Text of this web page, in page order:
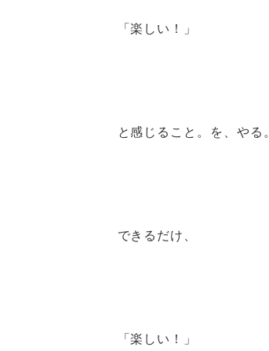
「楽しい！」
と感じること。を、やる。
できるだけ、
「楽しい！」